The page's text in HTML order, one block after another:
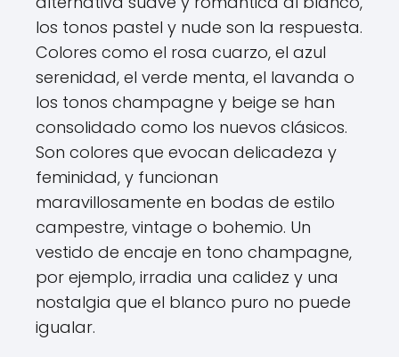
los tonos pastel y nude son la respuesta.
Colores como el rosa cuarzo, el azul
serenidad, el verde menta, el lavanda o
los tonos champagne y beige se han
consolidado como los nuevos clásicos.
Son colores que evocan delicadeza y
feminidad, y funcionan
maravillosamente en bodas de estilo
campestre, vintage o bohemio. Un
vestido de encaje en tono champagne,
por ejemplo, irradia una calidez y una
nostalgia que el blanco puro no puede
igualar.